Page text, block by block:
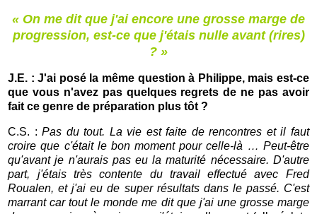
« On me dit que j'ai encore une grosse marge de
progression, est-ce que j'étais nulle avant (rires)
? »
J.E. : J'ai posé la même question à Philippe, mais est-ce
que vous n'avez pas quelques regrets de ne pas avoir
fait ce genre de préparation plus tôt ?
C.S. :Pas du tout. La vie est faite de rencontres et il faut
croire que c'était le bon moment pour celle-là … Peut-être
qu'avant je n'aurais pas eu la maturité nécessaire. D'autre
part, j'étais très contente du travail effectué avec Fred
Roualen, et j'ai eu de super résultats dans le passé. C'est
marrant car tout le monde me dit que j'ai une grosse marge